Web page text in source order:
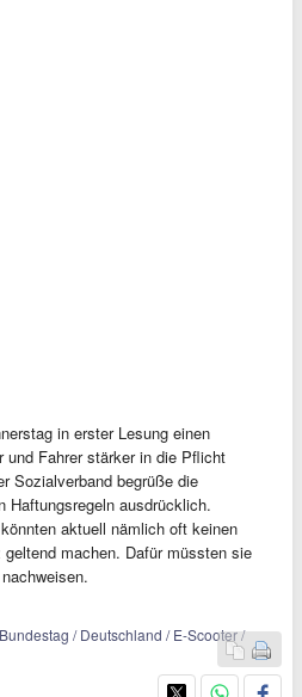
in erster Lesung einen
und Fahrer stärker in die Pflicht
Sozialverband begrüße die
Haftungsregeln ausdrücklich.
aktuell nämlich oft keinen
machen. Dafür müssten sie
/ Deutschland / E-Scooter /